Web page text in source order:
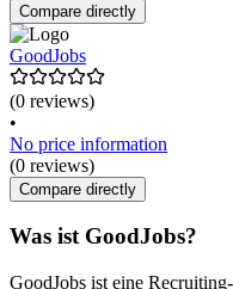
Compare directly
GoodJobs
(0 reviews)
•
No price information
(0 reviews)
Compare directly
Was ist GoodJobs?
GoodJobs ist eine